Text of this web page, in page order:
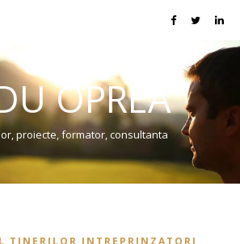
OPREA
proiecte, formator, consultanta
TINERILOR INTREPRINZATORI